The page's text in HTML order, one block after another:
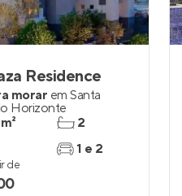
Residence
morar em Santa
Horizonte
2
1 e 2
de